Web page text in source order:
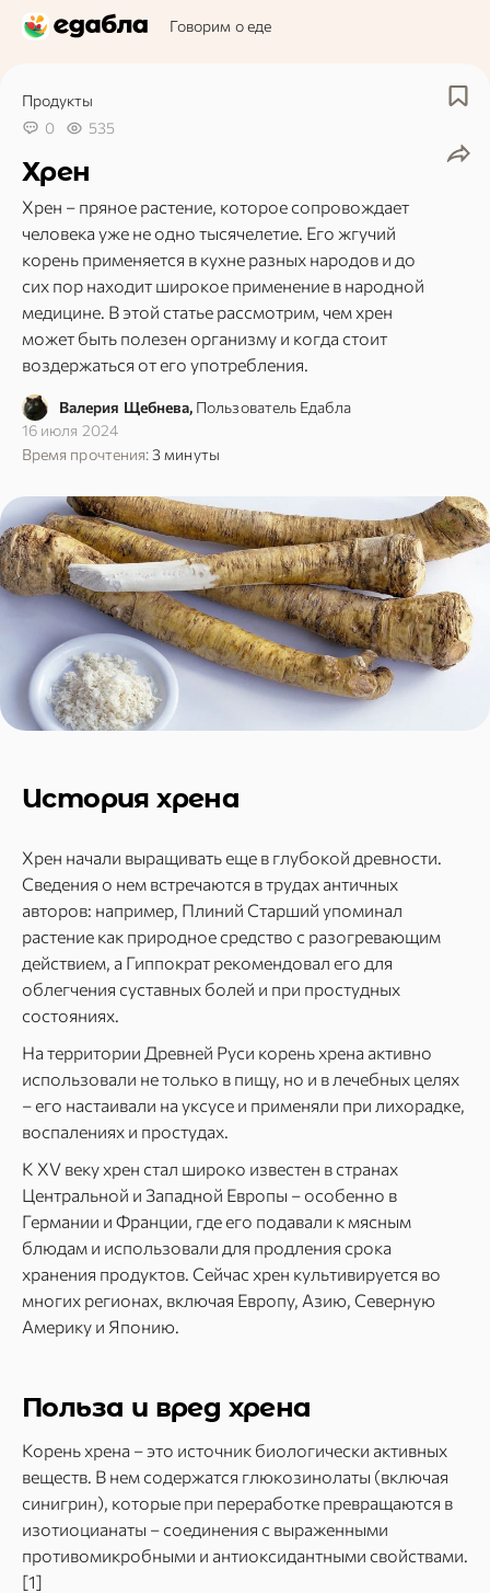
Говорим о еде
Продукты
0
535
Хрен
Хрен – пряное растение, которое сопровождает
человека уже не одно тысячелетие. Его жгучий
корень применяется в кухне разных народов и до
сих пор находит широкое применение в народной
медицине. В этой статье рассмотрим, чем хрен
может быть полезен организму и когда стоит
воздержаться от его употребления.
Валерия Щебнева, Пользователь Едабла
16 июля 2024
Время прочтения:3 минуты
История хрена
Хрен начали выращивать еще в глубокой древности.
Сведения о нем встречаются в трудах античных
авторов: например, Плиний Старший упоминал
растение как природное средство с разогревающим
действием, а Гиппократ рекомендовал его для
облегчения суставных болей и при простудных
состояниях.
На территории Древней Руси корень хрена активно
использовали не только в пищу, но и в лечебных целях
– его настаивали на уксусе и применяли при лихорадке,
воспалениях и простудах.
К XV веку хрен стал широко известен в странах
Центральной и Западной Европы – особенно в
Германии и Франции, где его подавали к мясным
блюдам и использовали для продления срока
хранения продуктов. Сейчас хрен культивируется во
многих регионах, включая Европу, Азию, Северную
Америку и Японию.
Польза и вред хрена
Корень хрена – это источник биологически активных
веществ. В нем содержатся глюкозинолаты (включая
синигрин), которые при переработке превращаются в
изотиоцианаты – соединения с выраженными
противомикробными и антиоксидантными свойствами.
[1] ​​